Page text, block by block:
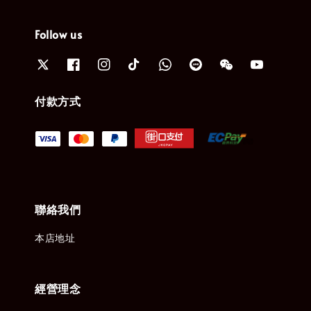
Follow us
付款方式
聯絡我們
本店地址
經營理念